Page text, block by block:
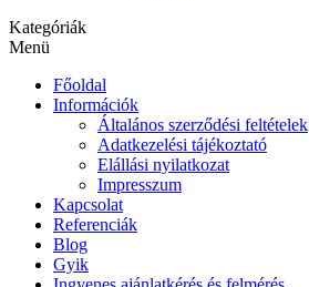
Kategóriák
Menü
Főoldal
Információk
Általános szerződési feltételek
Adatkezelési tájékoztató
Elállási nyilatkozat
Impresszum
Kapcsolat
Referenciák
Blog
Gyik